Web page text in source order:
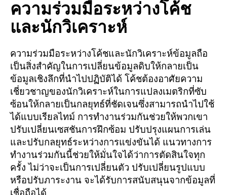
ความร่วมมือระหว่างโค้ช
และนักวิเคราะห์
ความร่วมมือระหว่างโค้ชและนักวิเคราะห์ข้อมูลถือ
เป็นสิ่งสำคัญในการเปลี่ยนข้อมูลดิบให้กลายเป็น
ข้อมูลเชิงลึกที่นำไปปฏิบัติได้ โค้ชต้องอาศัยความ
เชี่ยวชาญของนักวิเคราะห์ในการแปลงเมตริกที่ซับ
ซ้อนให้กลายเป็นกลยุทธ์ที่ชัดเจนซึ่งสามารถนำไปใช้
ได้แบบเรียลไทม์ การทำงานร่วมกันช่วยให้พวกเขา
ปรับเปลี่ยนเซสชันการฝึกซ้อม ปรับปรุงแผนการเล่น
และปรับกลยุทธ์ระหว่างการแข่งขันได้ แนวทางการ
ทำงานร่วมกันนี้ช่วยให้มั่นใจได้ว่าการตัดสินใจทุก
ครั้ง ไม่ว่าจะเป็นการเปลี่ยนตัว ปรับเปลี่ยนรูปแบบ
หรือปรับภาระงาน จะได้รับการสนับสนุนจากข้อมูลที่